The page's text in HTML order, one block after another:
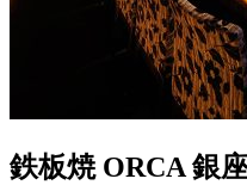
鉄板焼 ORCA 銀